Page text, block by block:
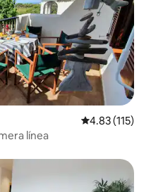
Calificación
4.83 (115)
línea